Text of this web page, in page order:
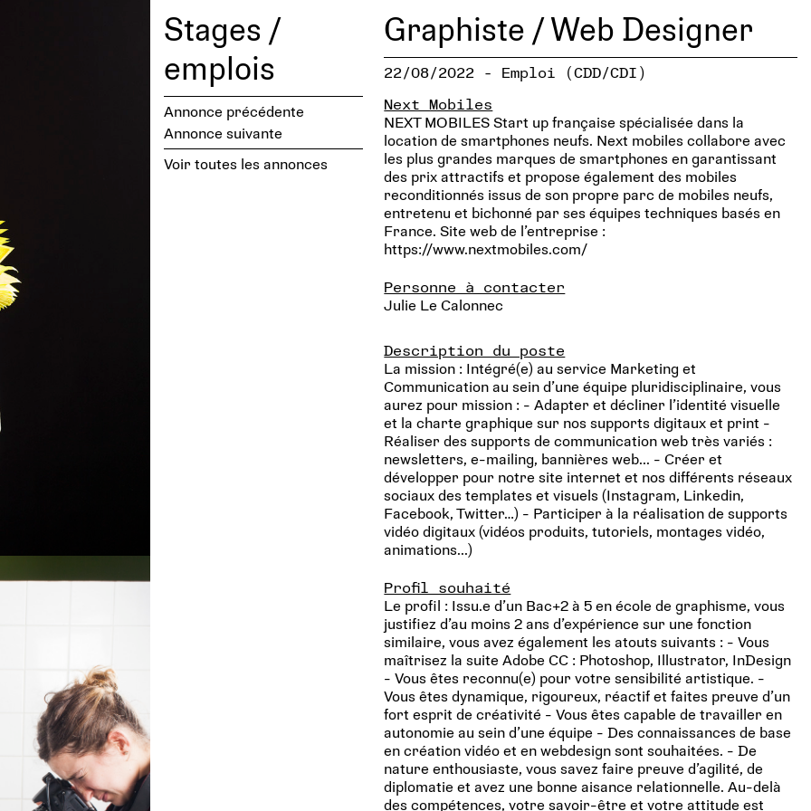
Stages /
emplois
Annonce précédente
Annonce suivante
Voir toutes les annonces
Graphiste / Web Designer
22/08/2022 - Emploi (CDD/CDI)
Next Mobiles
NEXT MOBILES Start up française spécialisée dans la
location de smartphones neufs. Next mobiles collabore avec
les plus grandes marques de smartphones en garantissant
des prix attractifs et propose également des mobiles
reconditionnés issus de son propre parc de mobiles neufs,
entretenu et bichonné par ses équipes techniques basés en
France. Site web de l’entreprise :
https://www.nextmobiles.com/
Personne à contacter
Julie Le Calonnec
Description du poste
La mission : Intégré(e) au service Marketing et
Communication au sein d’une équipe pluridisciplinaire, vous
aurez pour mission : - Adapter et décliner l’identité visuelle
et la charte graphique sur nos supports digitaux et print -
Réaliser des supports de communication web très variés :
newsletters, e-mailing, bannières web... - Créer et
développer pour notre site internet et nos différents réseaux
sociaux des templates et visuels (Instagram, Linkedin,
Facebook, Twitter…) - Participer à la réalisation de supports
vidéo digitaux (vidéos produits, tutoriels, montages vidéo,
animations...)
Profil souhaité
Le profil : Issu.e d’un Bac+2 à 5 en école de graphisme, vous
justifiez d’au moins 2 ans d’expérience sur une fonction
similaire, vous avez également les atouts suivants : - Vous
maîtrisez la suite Adobe CC : Photoshop, Illustrator, InDesign
- Vous êtes reconnu(e) pour votre sensibilité artistique. -
Vous êtes dynamique, rigoureux, réactif et faites preuve d’un
fort esprit de créativité - Vous êtes capable de travailler en
autonomie au sein d’une équipe - Des connaissances de base
en création vidéo et en webdesign sont souhaitées. - De
nature enthousiaste, vous savez faire preuve d’agilité, de
diplomatie et avez une bonne aisance relationnelle. Au-delà
des compétences, votre savoir-être et votre attitude est